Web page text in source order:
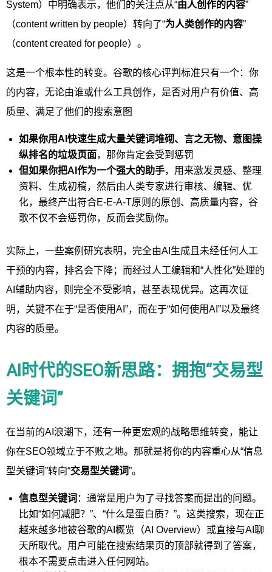
System）中明确表示，他们的关注点从“由人创作的内容”
（content written by people）转向了“为人类创作的内容”
（content created for people）。
这是一个根本性的转变。谷歌的核心评判标准只有一个：你
的内容，无论由谁或什么工具创作，是否对用户有价值、高
质量、满足了他们的搜索意图
如果你用AI快速生成大量关键词堆砌、言之无物、意图操
纵排名的垃圾页面，那你肯定会受到惩罚
但如果你把AI作为一个强大的助手，用来激发灵感、整理
资料、生成初稿，然后由人类专家进行审核、编辑、优
化，最终产出符合E-E-A-T原则的原创、高质量内容，谷
歌不仅不会惩罚你，反而会奖励你。
实际上，一些案例研究表明，完全由AI生成且未经任何人工
干预的内容，排名会下降；而经过人工编辑和“人性化”处理的
AI辅助内容，则完全不受影响，甚至表现优异。这再次证
明，关键不在于“是否使用AI”，而在于“如何使用AI”以及最终
内容的质量。
AI时代的SEO新思路：拥抱“交易型
关键词”
在当前的AI浪潮下，还有一种更宏观的战略思维转变，能让
你在SEO领域立于不败之地。那就是将你的内容重心从“信息
型关键词”转向“交易型关键词”。
信息型关键词 ：通常是用户为了寻找答案而提出的问题。
比如“如何减肥？”、“什么是蛋白质？”。这类搜索，现在正
越来越多地被谷歌的AI概览（AI Overview）或直接与AI聊
天所取代。用户可能在搜索结果页的顶部就得到了答案，
根本不需要点击进入任何网站。